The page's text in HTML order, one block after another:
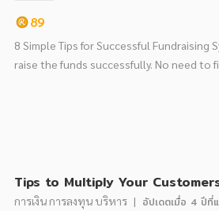
89
8 Simple Tips for Successful
raise the funds successfully. No need to
Tips to Multiply Your
การเงิน การลงทุน บริหาร | อัปเดตเมื่อ 4 ปีที่